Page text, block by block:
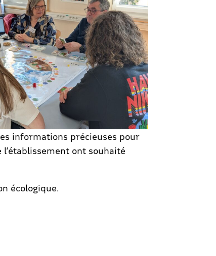
informations précieuses pour
ont souhaité
écologique.